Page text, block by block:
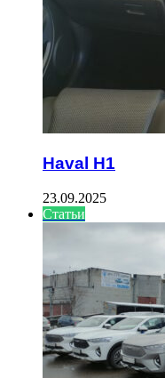
Haval H1
23.09.2025
Статьи